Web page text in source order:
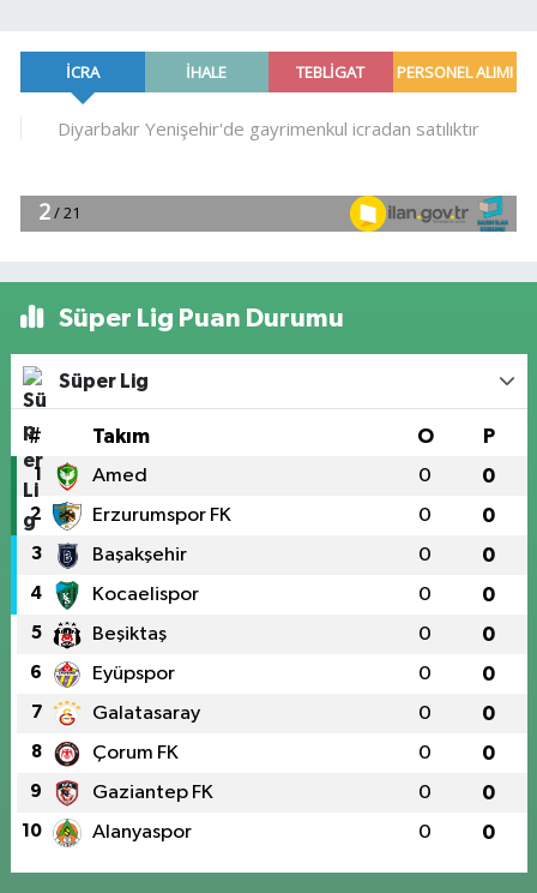
Süper Lig Puan Durumu
Süper Lig
# Takım O P
1 Amed 0 0
2 Erzurumspor FK 0 0
3 Başakşehir 0 0
4 Kocaelispor 0 0
5 Beşiktaş 0 0
6 Eyüpspor 0 0
7 Galatasaray 0 0
8 Çorum FK 0 0
9 Gaziantep FK 0 0
10 Alanyaspor 0 0